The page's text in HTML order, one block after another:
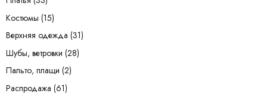
Костюмы (15)
Верхняя одежда (31)
Шубы, ветровки (28)
Пальто, плащи (2)
Распродажа (61)